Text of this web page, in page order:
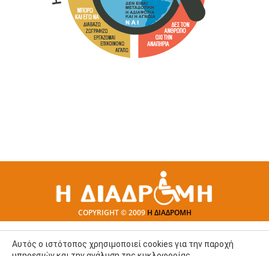
COPYRIGHT © 2009 Η ΔΙΑΔΡΟΜΗ
Αυτός ο ιστότοπος χρησιμοποιεί cookies για την παροχή